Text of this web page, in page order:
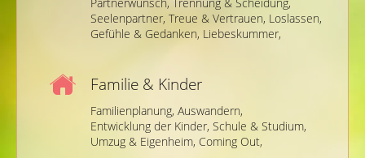
Seelenpartner, Treue & Vertrauen, Loslassen,
Gefühle & Gedanken, Liebeskummer,
Familie & Kinder
Familienplanung, Auswandern,
Entwicklung der Kinder, Schule & Studium,
Umzug & Eigenheim, Coming Out,